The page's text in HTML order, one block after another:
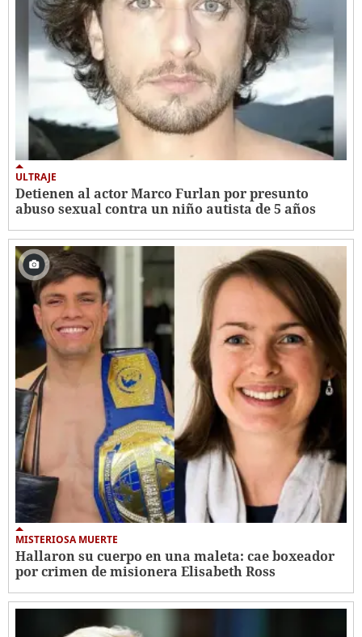
ULTRAJE
Detienen al actor Marco Furlan por presunto
abuso sexual contra un niño autista de 5 años
MISTERIOSA MUERTE
Hallaron su cuerpo en una maleta: cae boxeador
por crimen de misionera Elisabeth Ross